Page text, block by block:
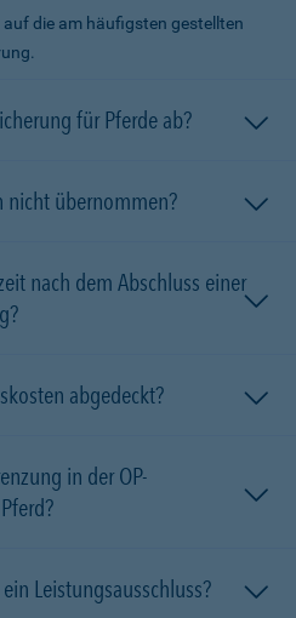
die am häufigsten gestellten
für Pferde ab?
nicht übernommen?
nach dem Abschluss einer
abgedeckt?
in der OP-
Leistungsausschluss?